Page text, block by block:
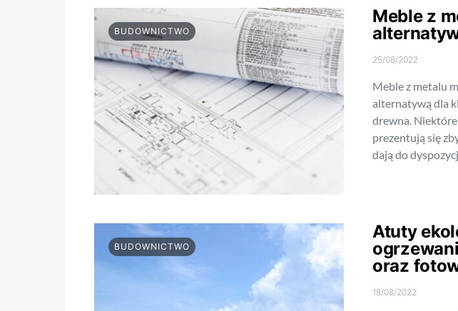
BUDOWNICTWO
Meble z
25/08/2022
Meble z metalu
alternatywą dla
drewna.
prezentują się
dają do
BUDOWNICTWO
Atuty
oraz
18/08/2022